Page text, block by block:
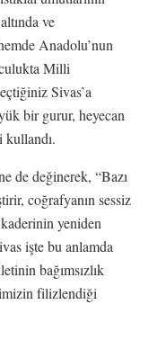
ve
Anadolu’nun
Milli
Sivas’a
bir gurur, heyecan
de değinerek, “Bazı
coğrafyanın sessiz
yeniden
işte bu anlamda
bağımsızlık
filizlendiği